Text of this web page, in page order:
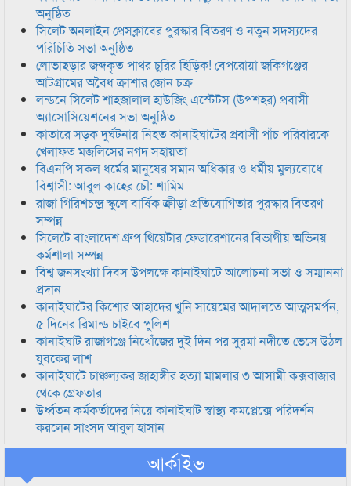
অনুষ্ঠিত
সিলেট অনলাইন প্রেসক্লাবের পুরস্কার বিতরণ ও নতুন সদস্যদের
পরিচিতি সভা অনুষ্ঠিত
লোভাছড়ার জব্দকৃত পাথর চুরির হিড়িক! বেপরোয়া জকিগঞ্জের
আটগ্রামের অবৈধ ক্রাশার জোন চক্র
লন্ডনে সিলেট শাহজালাল হাউজিং এস্টেটস (উপশহর) প্রবাসী
অ্যাসোসিয়েশনের সভা অনুষ্ঠিত
কাতারে সড়ক দুর্ঘটনায় নিহত কানাইঘাটের প্রবাসী পাঁচ পরিবারকে
খেলাফত মজলিসের নগদ সহায়তা
বিএনপি সকল ধর্মের মানুষের সমান অধিকার ও ধর্মীয় মুল্যবোধে
বিশ্বাসী: আবুল কাহের চৌ: শামিম
রাজা গিরিশচন্দ্র স্কুলে বার্ষিক ক্রীড়া প্রতিযোগিতার পুরস্কার বিতরণ
সম্পন্ন
সিলেটে বাংলাদেশ গ্রুপ থিয়েটার ফেডারেশানের বিভাগীয় অভিনয়
কর্মশালা সম্পন্ন
বিশ্ব জনসংখ্যা দিবস উপলক্ষে কানাইঘাটে আলোচনা সভা ও সম্মাননা
প্রদান
কানাইঘাটের কিশোর আহাদের খুনি সায়েমের আদালতে আত্মসমর্পন,
৫ দিনের রিমান্ড চাইবে পুলিশ
কানাইঘাট রাজাগঞ্জে নিখোঁজের দুই দিন পর সুরমা নদীতে ভেসে উঠল
যুবকের লাশ
কানাইঘাটে চাঞ্চল্যকর জাহাঙ্গীর হত্যা মামলার ৩ আসামী কক্সবাজার
থেকে গ্রেফতার
উর্ধ্বতন কর্মকর্তাদের নিয়ে কানাইঘাট স্বাস্থ্য কমপ্লেক্সে পরিদর্শন
করলেন সাংসদ আবুল হাসান
আর্কাইভ